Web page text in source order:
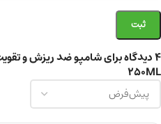
4 دیدگاه برای شامپو ضد ریزش و
250ML